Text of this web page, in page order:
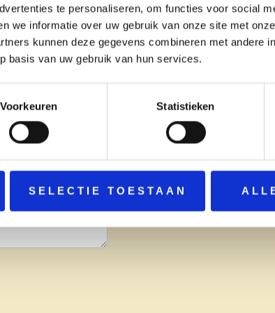
te personaliseren, om functies voor social
we informatie over uw gebruik van onze site met
kunnen deze gegevens combineren met andere
basis van uw gebruik van hun services.
Voorkeuren Statistieken
SELECTIE TOESTAAN
nemen zo snel